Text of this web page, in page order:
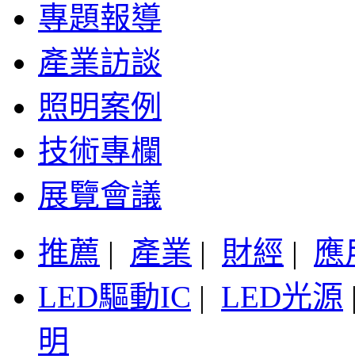
專題報導
產業訪談
照明案例
技術專欄
展覽會議
推薦 | 產業 | 財經 | 應
LED驅動IC | LED光源
明